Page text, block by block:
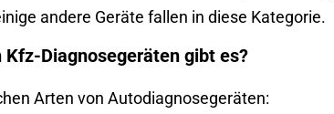
andere Geräte fallen in diese Kategorie.
Diagnosegeräten gibt es?
Arten von Autodiagnosegeräten: